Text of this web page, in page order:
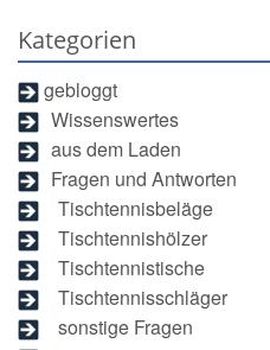
Kategorien
gebloggt
Wissenswertes
aus dem Laden
Fragen und Antworten
Tischtennisbeläge
Tischtennishölzer
Tischtennistische
Tischtennisschläger
sonstige Fragen